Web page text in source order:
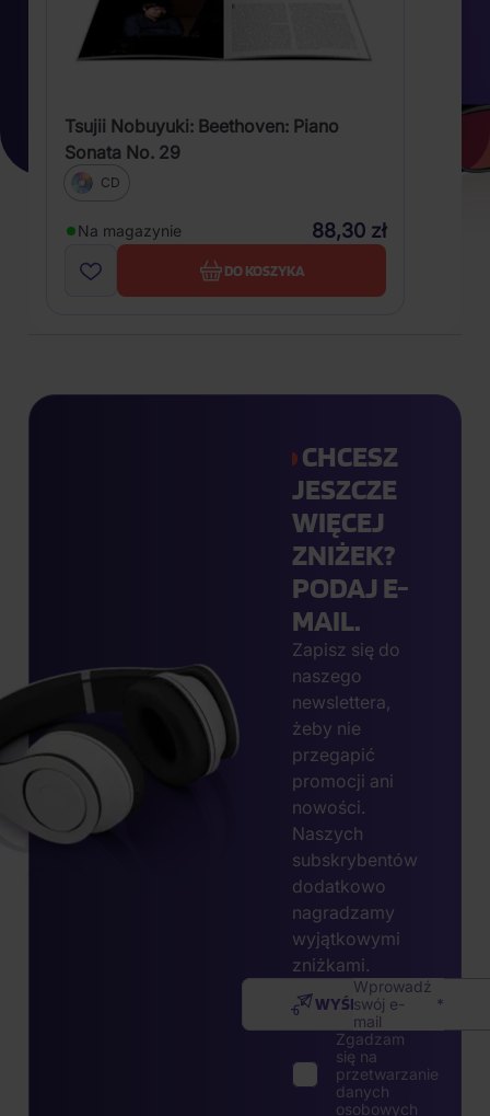
Tsujii Nobuyuki: Beethoven: Piano
Sonata No. 29
CD
Na magazynie 88,30 zł
DO KOSZYKA
CHCESZ
JESZCZE
WIĘCEJ
ZNIŻEK?
PODAJ E-
MAIL.
Zapisz się do
naszego
newslettera,
żeby nie
przegapić
promocji ani
nowości.
Naszych
subskrybentów
dodatkowo
nagradzamy
wyjątkowymi
zniżkami.
Wprowadź
swój e-
mail
WYŚLIJ
Zgadzam
się na
przetwarzanie
danych
osobowych